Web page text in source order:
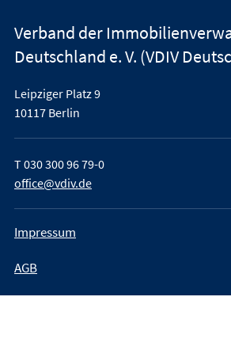
Verband der
Deutschland e. V. (VDIV
Leipziger Platz 9
10117 Berlin
T030 300 96 79-0
office@vdiv.de
Impressum
AGB